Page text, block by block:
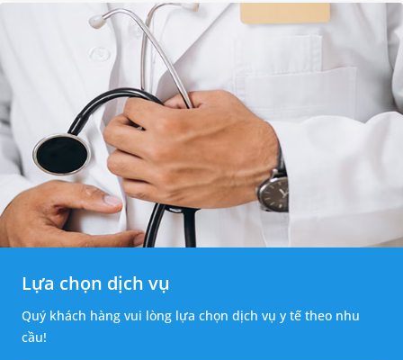
Lựa chọn dịch vụ
Quý khách hàng vui lòng lựa chọn dịch vụ y tế theo nhu
cầu!